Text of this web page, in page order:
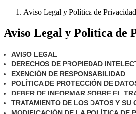
Aviso Legal y Política de Privacidad
Aviso Legal y Política de